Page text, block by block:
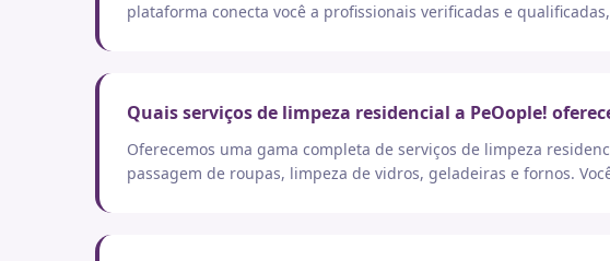
plataforma conecta você a profissionais verificadas e
Quais serviços de limpeza residencial a PeOople!
Oferecemos uma gama completa de serviços de limpeza
passagem de roupas, limpeza de vidros, geladeiras e fornos.